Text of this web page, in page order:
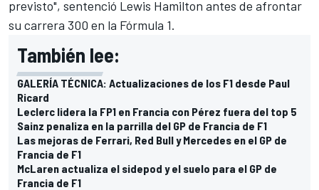
previsto", sentenció Lewis Hamilton antes de afrontar
su carrera 300 en la Fórmula 1.
También lee:
GALERÍA TÉCNICA: Actualizaciones de los F1 desde Paul
Ricard
Leclerc lidera la FP1 en Francia con Pérez fuera del top 5
Sainz penaliza en la parrilla del GP de Francia de F1
Las mejoras de Ferrari, Red Bull y Mercedes en el GP de
Francia de F1
McLaren actualiza el sidepod y el suelo para el GP de
Francia de F1